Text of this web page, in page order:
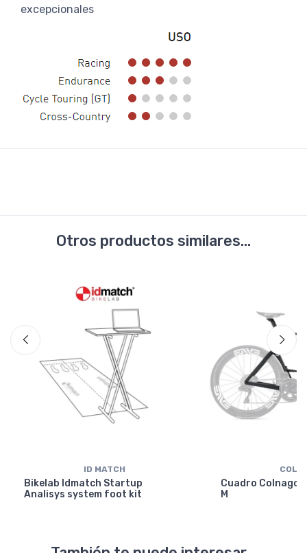
excepcionales
Otros productos similares...
ID MATCH
Bikelab Idmatch Startup
Analisys system foot kit
Cuadro Colnago
M